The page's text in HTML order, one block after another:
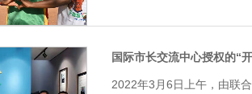
国际市长交流中心授权的“
2022年3月6日上午，由联